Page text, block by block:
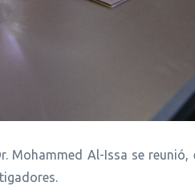
Mohammed Al-Issa se